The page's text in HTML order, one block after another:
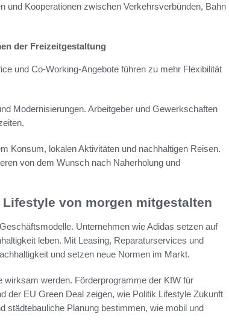
und Kooperationen zwischen Verkehrsverbünden, Bahn
der Freizeitgestaltung
und Co-Working-Angebote führen zu mehr Flexibilität
Modernisierungen. Arbeitgeber und Gewerkschaften
Konsum, lokalen Aktivitäten und nachhaltigen Reisen.
von dem Wunsch nach Naherholung und
von morgen mitgestalten
Unternehmen wie Adidas setzen auf
leben. Mit Leasing, Reparaturservices und
und setzen neue Normen im Markt.
werden. Förderprogramme der KfW für
der EU Green Deal zeigen, wie Politik Lifestyle Zukunft
städtebauliche Planung bestimmen, wie mobil und